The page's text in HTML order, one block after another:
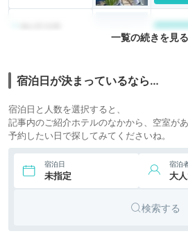
旅館 海紅豆
一覧の続きを見る
宿泊日が決まっているなら…
宿泊日と人数を選択すると、
記事内のご紹介ホテルのなかから、空室が
予約したい日で探してみてくださいね。
宿泊日
未指定
宿泊
大
検索する